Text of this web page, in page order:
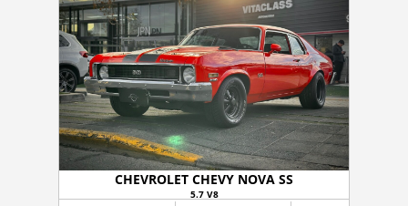
CHEVROLET CHEVY NOVA SS
5.7 V8